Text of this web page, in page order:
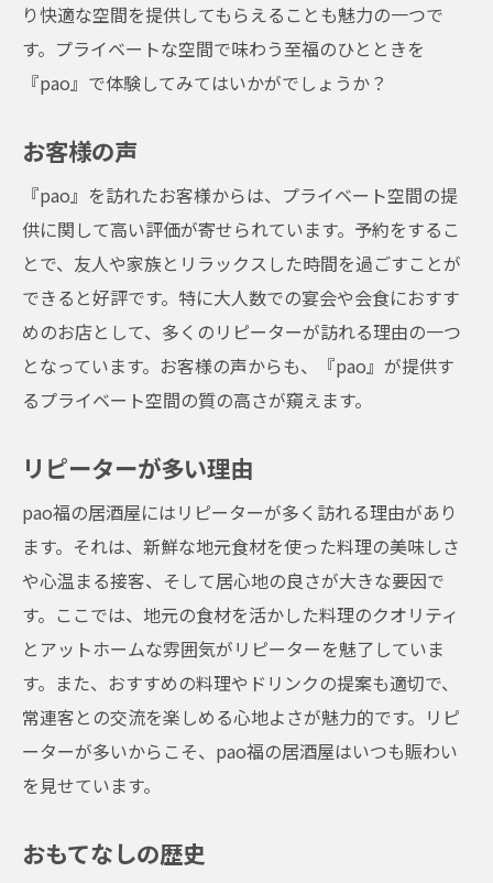
り快適な空間を提供してもらえることも魅力の一つで
す。プライベートな空間で味わう至福のひとときを
『pao』で体験してみてはいかがでしょうか？
お客様の声
『pao』を訪れたお客様からは、プライベート空間の提
供に関して高い評価が寄せられています。予約をするこ
とで、友人や家族とリラックスした時間を過ごすことが
できると好評です。特に大人数での宴会や会食におすす
めのお店として、多くのリピーターが訪れる理由の一つ
となっています。お客様の声からも、『pao』が提供す
るプライベート空間の質の高さが窺えます。
リピーターが多い理由
pao福の居酒屋にはリピーターが多く訪れる理由があり
ます。それは、新鮮な地元食材を使った料理の美味しさ
や心温まる接客、そして居心地の良さが大きな要因で
す。ここでは、地元の食材を活かした料理のクオリティ
とアットホームな雰囲気がリピーターを魅了していま
す。また、おすすめの料理やドリンクの提案も適切で、
常連客との交流を楽しめる心地よさが魅力的です。リピ
ーターが多いからこそ、pao福の居酒屋はいつも賑わい
を見せています。
おもてなしの歴史